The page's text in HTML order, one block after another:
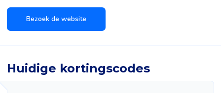
Bezoek de website
Huidige kortingscodes